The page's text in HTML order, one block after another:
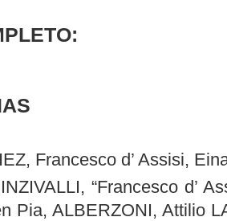
Francesco d’ Assisi,
“Francesco d’
Pia, ALBERZONI, Attilio